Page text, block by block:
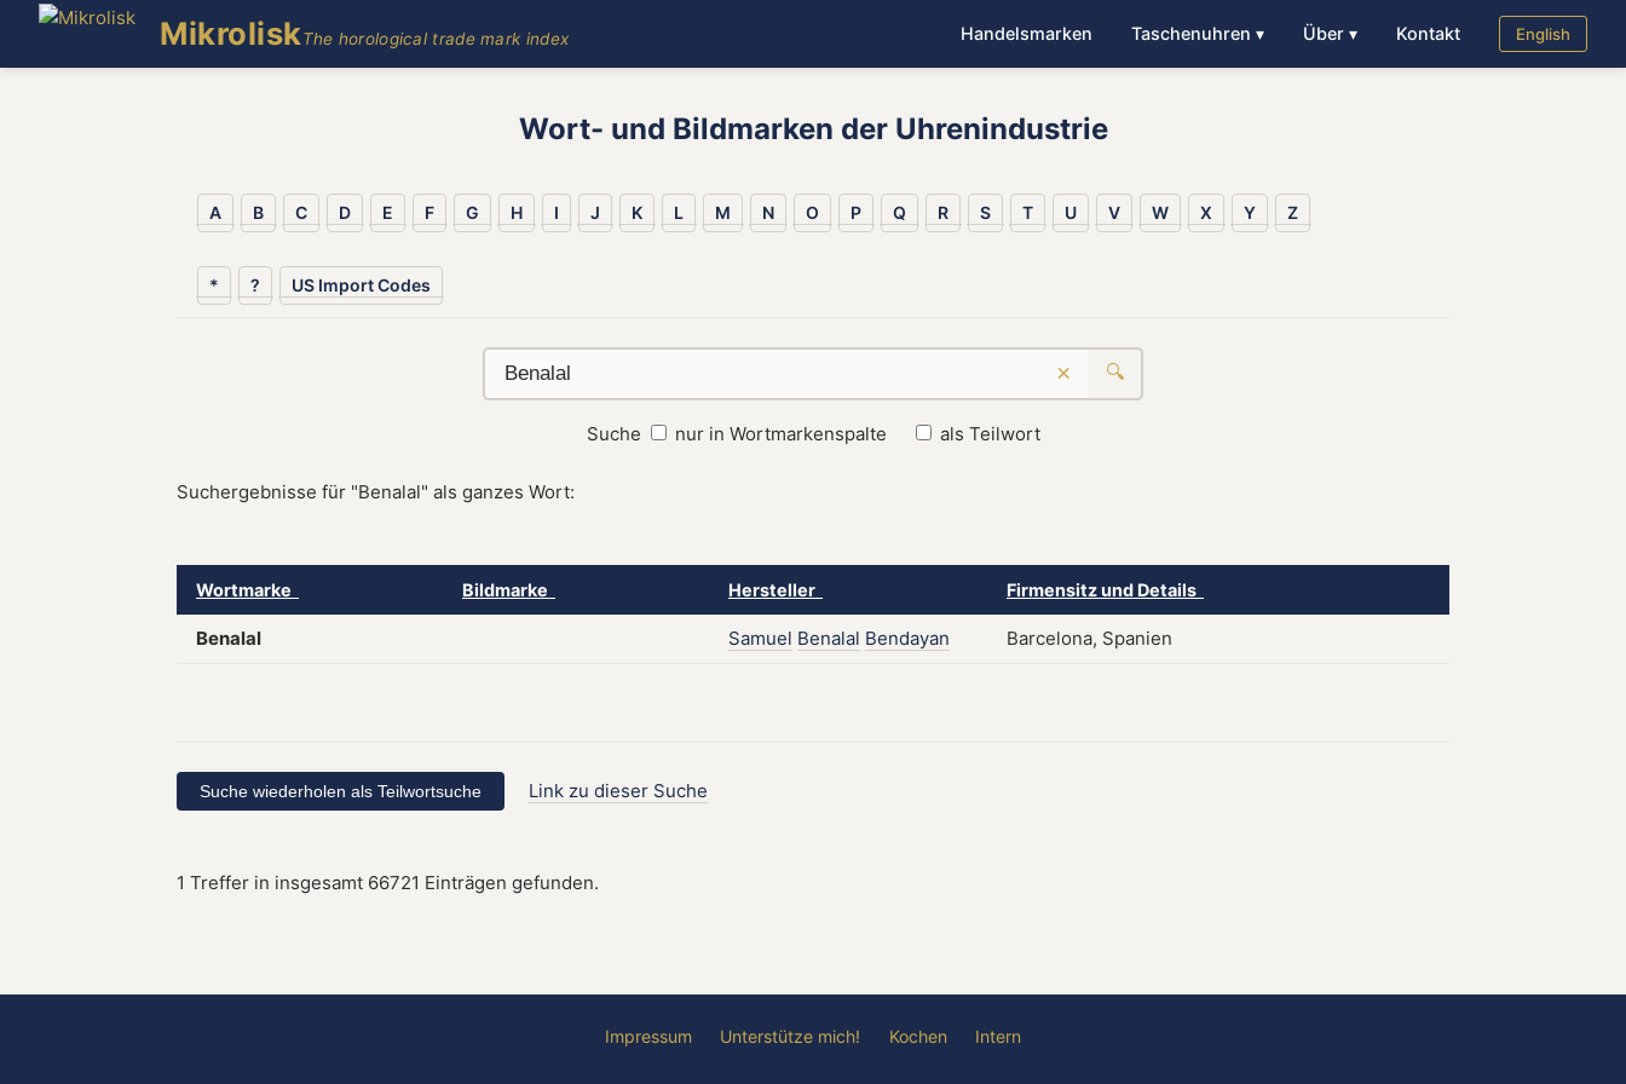
MikroliskThe horological trade mark index Handelsmarken Taschenuhren ▾ Über ▾ Kontakt English
Wort- und Bildmarken der Uhrenindustrie
A B C D E F G H I J K L M N O P Q R S T U V W X Y Z
* ? US Import Codes
× 🔍
Suche nur in Wortmarkenspalte als Teilwort
Suchergebnisse für "Benalal" als ganzes Wort:
Wortmarke Bildmarke Hersteller Firmensitz und Details
Benalal Samuel Benalal Bendayan Barcelona, Spanien
Link zu dieser Suche
1 Treffer in insgesamt 66721 Einträgen gefunden.
Impressum Unterstütze mich! Kochen Intern